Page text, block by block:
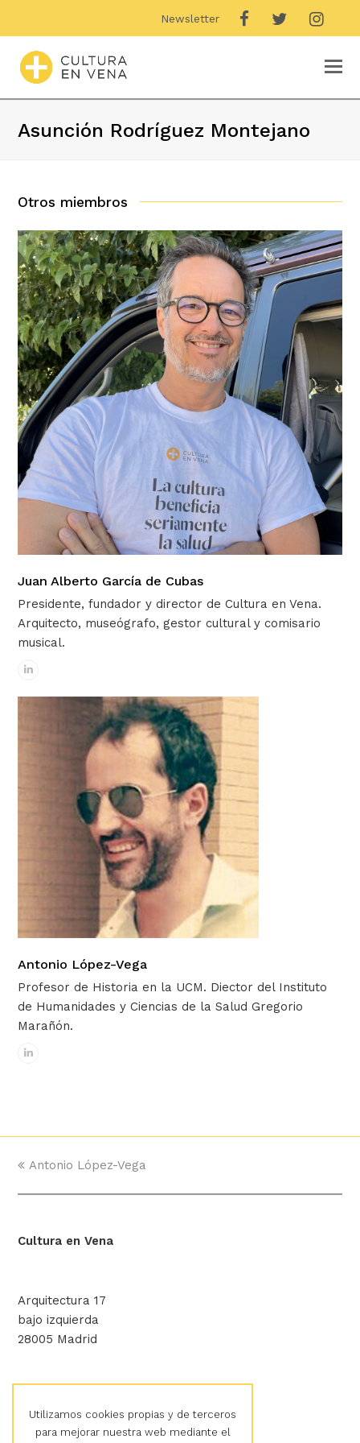
Newsletter
Asunción Rodríguez Montejano
Otros miembros
Juan Alberto García de Cubas
Presidente, fundador y director de Cultura en Vena.
Arquitecto, museógrafo, gestor cultural y comisario
musical.
Linkedin
Antonio López-Vega
Profesor de Historia en la UCM. Diector del Instituto
de Humanidades y Ciencias de la Salud Gregorio
Marañón.
Linkedin
previous
Antonio López-Vega
Cultura en Vena
Arquitectura 17
bajo izquierda
28005 Madrid
Utilizamos cookies propias y de terceros
para mejorar nuestra web mediante el